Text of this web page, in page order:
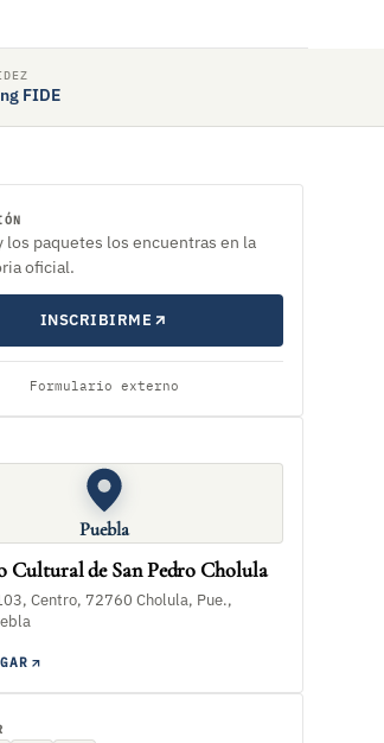
FIDE
los paquetes los encuentras en la
oficial.
INSCRIBIRME
Formulario externo
Puebla
Cultural de San Pedro Cholula
Centro, 72760 Cholula, Pue.,